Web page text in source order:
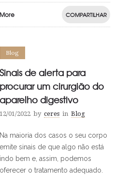
More COMPARTILHAR
Blog
Sinais de alerta para
procurar um cirurgião do
aparelho digestivo
12/01/2022 by ceres in Blog
Na maioria dos casos o seu corpo
emite sinais de que algo não está
indo bem e, assim, podemos
oferecer o tratamento adequado.